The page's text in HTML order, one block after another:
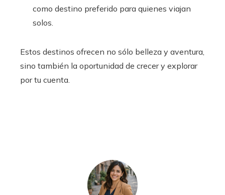
como destino preferido para quienes viajan
solos.
Estos destinos ofrecen no sólo belleza y aventura,
sino también la oportunidad de crecer y explorar
por tu cuenta.